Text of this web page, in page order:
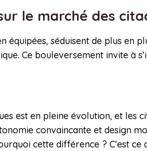
le marché des
équipées, séduisent de plus en
Ce bouleversement invite à
est en pleine évolution, et les
convaincante et design
cette différence ? C’est